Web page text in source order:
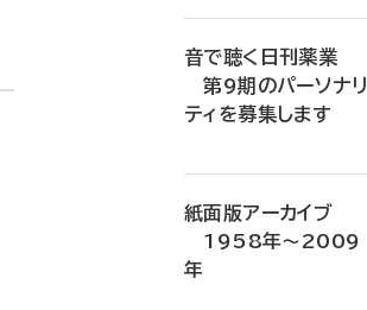
音で聴く日刊薬業
第9期のパーソナリ
ティを募集します
紙面版アーカイブ
1958年～2009
年